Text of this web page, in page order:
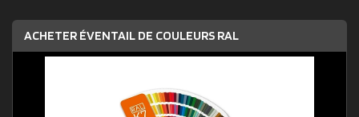
ACHETER ÉVENTAIL DE COULEURS RAL